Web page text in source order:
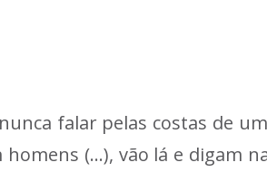
falar pelas costas de
(…), vão lá e digam